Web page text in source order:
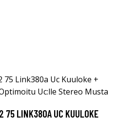
75 LINK380A UC KUULOKE